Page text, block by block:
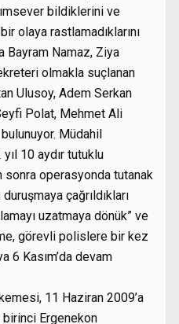
bildiklerini ve
olaya rastlamadıklarını
Bayram Namaz, Ziya
olmakla suçlanan
Ulusoy, Adem Serkan
Polat, Mehmet Ali
Müdahil
10 aydır tutuklu
sonra operasyonda tutanak
çağrıldıkları
uzatmaya dönük” ve
görevli polislere bir kez
6 Kasım’da devam
11 Haziran 2009’a
birinci Ergenekon